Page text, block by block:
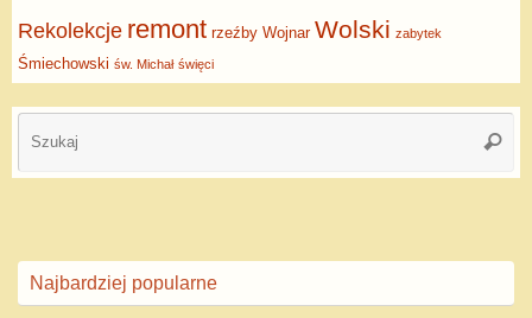
Rekolekcje remont rzeźby Wojnar Wolski zabytek
Śmiechowski św. Michał święci
Najbardziej popularne